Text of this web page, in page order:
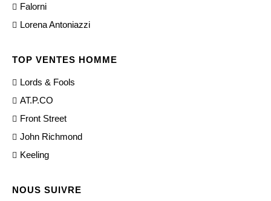
Falorni
Lorena Antoniazzi
TOP VENTES HOMME
Lords & Fools
AT.P.CO
Front Street
John Richmond
Keeling
NOUS SUIVRE